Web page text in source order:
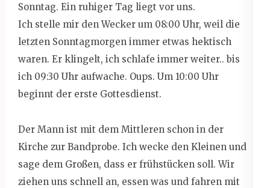
Sonntag. Ein ruhiger Tag liegt vor uns.
Ich stelle mir den Wecker um 08:00 Uhr, weil die
letzten Sonntagmorgen immer etwas hektisch
waren. Er klingelt, ich schlafe immer weiter.. bis
ich 09:30 Uhr aufwache. Oups. Um 10:00 Uhr
beginnt der erste Gottesdienst.
Der Mann ist mit dem Mittleren schon in der
Kirche zur Bandprobe. Ich wecke den Kleinen und
sage dem Großen, dass er frühstücken soll. Wir
ziehen uns schnell an, essen was und fahren mit